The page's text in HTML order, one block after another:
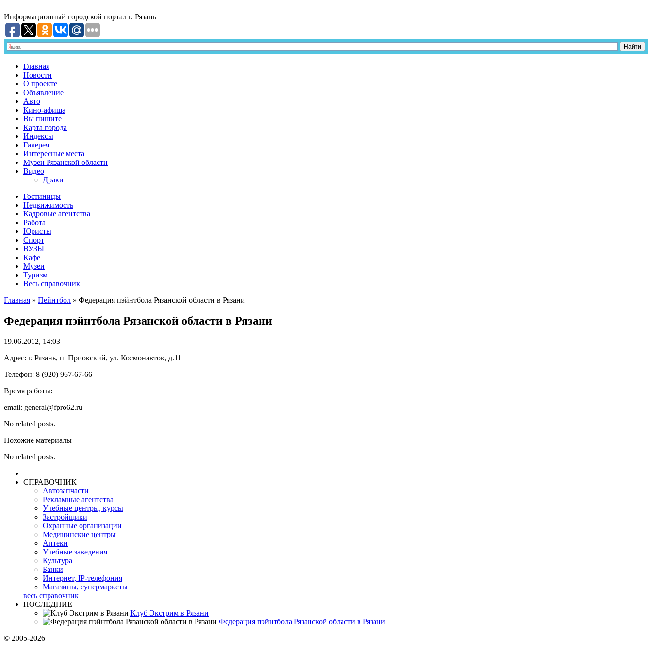
Информационный городской портал г. Рязань
Главная
Новости
О проекте
Объявление
Авто
Кино-афиша
Вы пишите
Карта города
Индексы
Галерея
Интересные места
Музеи Рязанской области
Видео
Драки
Гостиницы
Недвижимость
Кадровые агентства
Работа
Юристы
Спорт
ВУЗЫ
Кафе
Музеи
Туризм
Весь справочник
Главная » Пейнтбол » Федерация пэйнтбола Рязанской области в Рязани
Федерация пэйнтбола Рязанской области в Рязани
19.06.2012, 14:03
Адрес: г. Рязань, п. Приокский, ул. Космонавтов, д.11
Телефон: 8 (920) 967-67-66
Время работы:
email: general@fpro62.ru
No related posts.
Похожие материалы
No related posts.
СПРАВОЧНИК
Автозапчасти
Рекламные агентства
Учебные центры, курсы
Застройщики
Охранные организации
Медицинские центры
Аптеки
Учебные заведения
Культура
Банки
Интернет, IP-телефония
Магазины, супермаркеты
весь справочник
ПОСЛЕДНИЕ
Клуб Экстрим в Рязани
Федерация пэйнтбола Рязанской области в Рязани
© 2005-2026